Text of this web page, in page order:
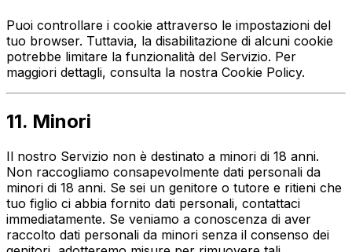
Puoi controllare i cookie attraverso le impostazioni del
tuo browser. Tuttavia, la disabilitazione di alcuni cookie
potrebbe limitare la funzionalità del Servizio. Per
maggiori dettagli, consulta la nostra Cookie Policy.
11. Minori
Il nostro Servizio non è destinato a minori di 18 anni.
Non raccogliamo consapevolmente dati personali da
minori di 18 anni. Se sei un genitore o tutore e ritieni che
tuo figlio ci abbia fornito dati personali, contattaci
immediatamente. Se veniamo a conoscenza di aver
raccolto dati personali da minori senza il consenso dei